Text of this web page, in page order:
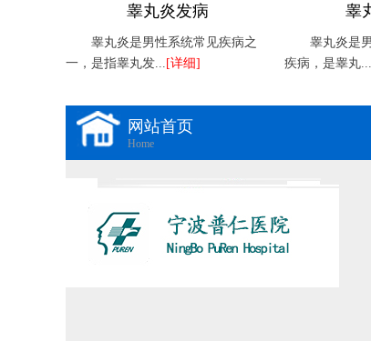
睾丸炎发病
睾丸炎是男性系统常见疾病之
一，是指睾丸发... [详细]
睾
睾丸炎是
疾病，是睾丸...
网站首页
Home